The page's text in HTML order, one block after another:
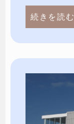
続きを読む